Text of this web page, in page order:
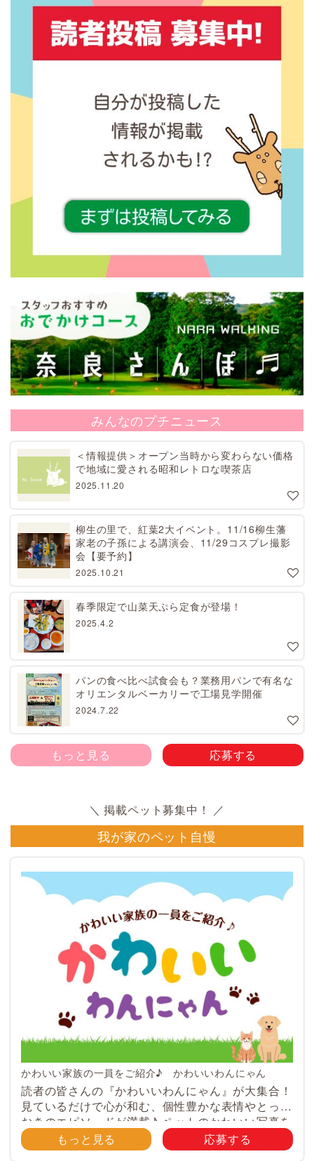
みんなのプチニュース
＜情報提供＞オープン当時から変わらない価格
で地域に愛される昭和レトロな喫茶店
2025.11.20
柳生の里で、紅葉2大イベント。11/16柳生藩
家老の子孫による講演会、11/29コスプレ撮影
会【要予約】
2025.10.21
春季限定で山菜天ぷら定食が登場！
2025.4.2
パンの食べ比べ試食会も？業務用パンで有名な
オリエンタルベーカリーで工場見学開催
2024.7.22
もっと見る 応募する
我が家のペット自慢
かわいい家族の一員をご紹介♪ かわいいわんにゃん
読者の皆さんの『かわいいわんにゃん』が大集合！
見ているだけで心が和む、個性豊かな表情やとって
おきのエピソードが満載♪ ペットのかわいい写真を
大募集！ みなさんのご自慢のペット写真や動画を
大募集！ 携帯電話・スマホ等で撮影 […]
もっと見る 応募する